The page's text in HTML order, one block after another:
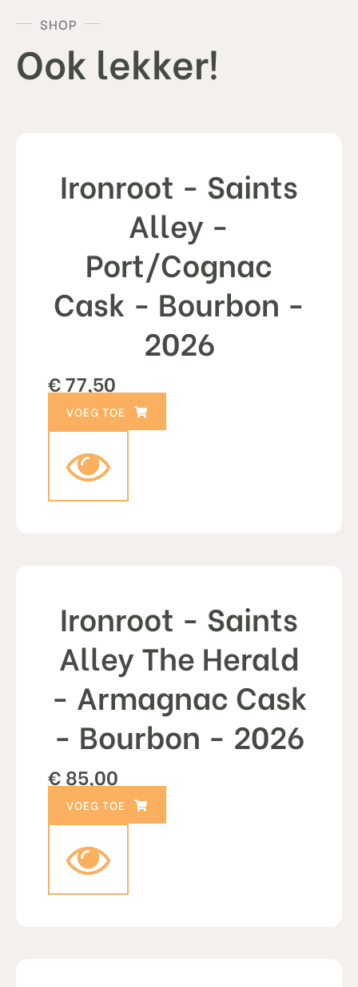
SHOP
Ook lekker!
Ironroot - Saints
Alley -
Port/Cognac
Cask - Bourbon -
2026
€77,50
Ironroot - Saints
Alley The Herald
- Armagnac Cask
- Bourbon - 2026
€ 85,00